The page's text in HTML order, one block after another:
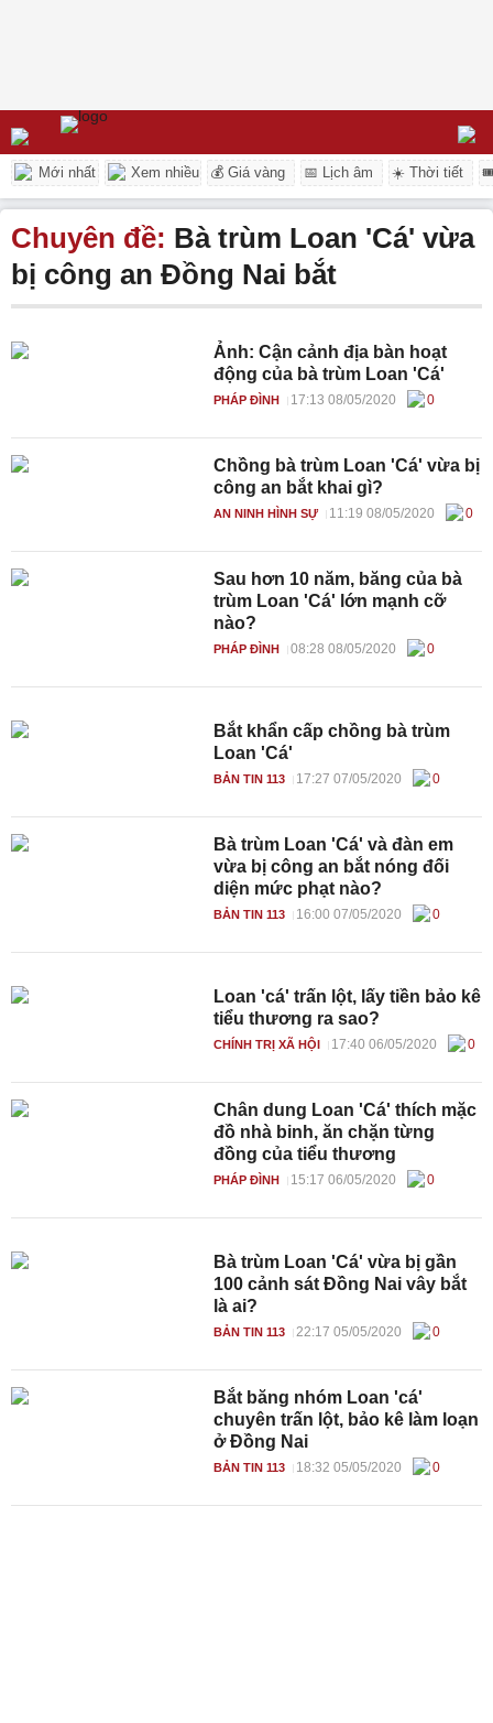
Mới nhất Xem nhiều 💰 Giá vàng 📅 Lịch âm ☀️ Thời tiết
Chuyên đề: Bà trùm Loan 'Cá' vừa
bị công an Đồng Nai bắt
Ảnh: Cận cảnh địa bàn hoạt
động của bà trùm Loan 'Cá'
PHÁP ĐÌNH 17:13 08/05/2020 0
Chồng bà trùm Loan 'Cá' vừa bị
công an bắt khai gì?
AN NINH HÌNH SỰ 11:19 08/05/2020 0
Sau hơn 10 năm, băng của bà
trùm Loan 'Cá' lớn mạnh cỡ
nào?
PHÁP ĐÌNH 08:28 08/05/2020 0
Bắt khẩn cấp chồng bà trùm
Loan 'Cá'
BẢN TIN 113 17:27 07/05/2020 0
Bà trùm Loan 'Cá' và đàn em
vừa bị công an bắt nóng đối
diện mức phạt nào?
BẢN TIN 113 16:00 07/05/2020 0
Loan 'cá' trấn lột, lấy tiền bảo kê
tiểu thương ra sao?
CHÍNH TRỊ XÃ HỘI 17:40 06/05/2020 0
Chân dung Loan 'Cá' thích mặc
đồ nhà binh, ăn chặn từng
đồng của tiểu thương
PHÁP ĐÌNH 15:17 06/05/2020 0
Bà trùm Loan 'Cá' vừa bị gần
100 cảnh sát Đồng Nai vây bắt
là ai?
BẢN TIN 113 22:17 05/05/2020 0
Bắt băng nhóm Loan 'cá'
chuyên trấn lột, bảo kê làm loạn
ở Đồng Nai
BẢN TIN 113 18:32 05/05/2020 0